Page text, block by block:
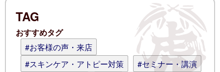
コメント (スタイル用のHTMLタグを使
えます)
TAG
おすすめタグ
#お客様の声・来店
#スキンケア・アトピー対策
#セミナー・講演